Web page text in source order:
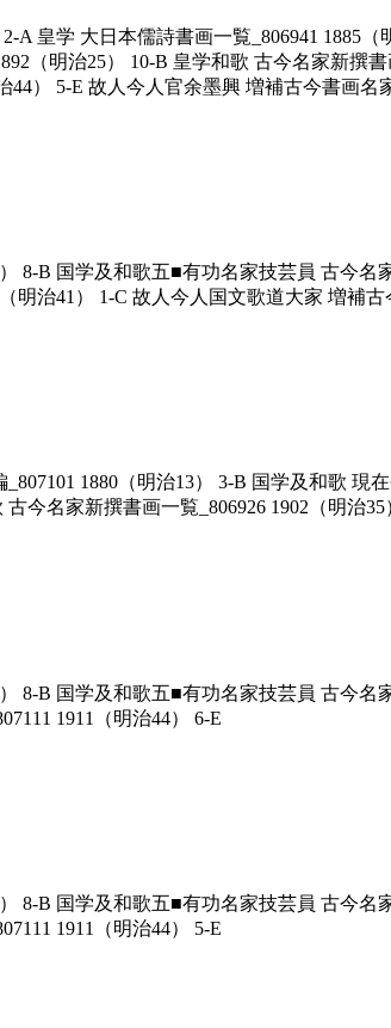
A 皇学 大日本儒詩書画一覧_806941 1885
（明治25） 10-B 皇学和歌 古今名家新撰
） 5-E 故人今人官余墨興 増補古今書画名
8-B 国学及和歌五■有功名家技芸員 古今
明治41） 1-C 故人今人国文歌道大家 増補
1880（明治13） 3-B 国学及和歌 現
今名家新撰書画一覧_806926 1902（明治
8-B 国学及和歌五■有功名家技芸員 古今
1911（明治44） 6-E
8-B 国学及和歌五■有功名家技芸員 古今
1911（明治44） 5-E